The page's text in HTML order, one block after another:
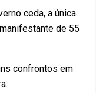
ceda, a única
de 55
confrontos em